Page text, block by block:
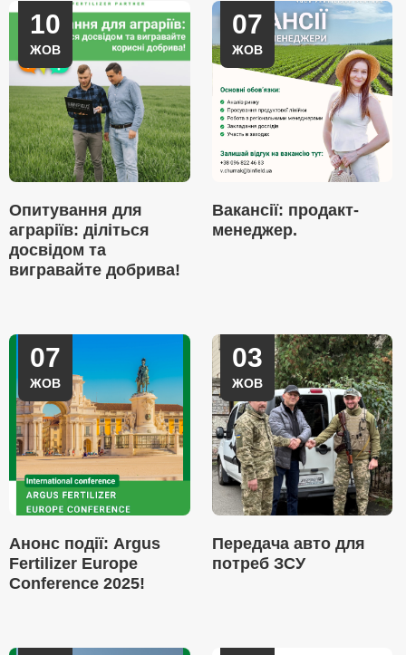
10
ЖОВ
Опитування для
аграріїв: діліться
досвідом та
вигравайте добрива!
07
ЖОВ
Вакансії: продакт-
менеджер.
07
ЖОВ
Анонс події: Argus
Fertilizer Europe
Conference 2025!
03
ЖОВ
Передача авто для
потреб ЗСУ